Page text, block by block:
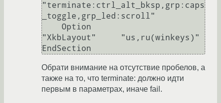
"terminate:ctrl_alt_bksp,grp:caps
_toggle,grp_led:scroll"
"XkbLayout"     "us,ru(winkeys)"
Обрати внимание на отсутствие пробелов, а
также на то, что terminate: должно идти
первым в параметрах, иначе fail.